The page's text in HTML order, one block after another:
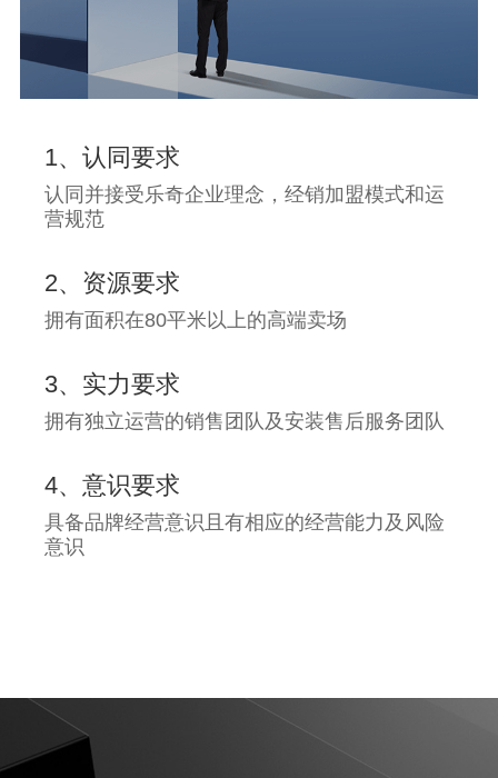
1、认同要求
认同并接受乐奇企业理念，经销加盟模式和运
营规范
2、资源要求
拥有面积在80平米以上的高端卖场
3、实力要求
拥有独立运营的销售团队及安装售后服务团队
4、意识要求
具备品牌经营意识且有相应的经营能力及风险
意识